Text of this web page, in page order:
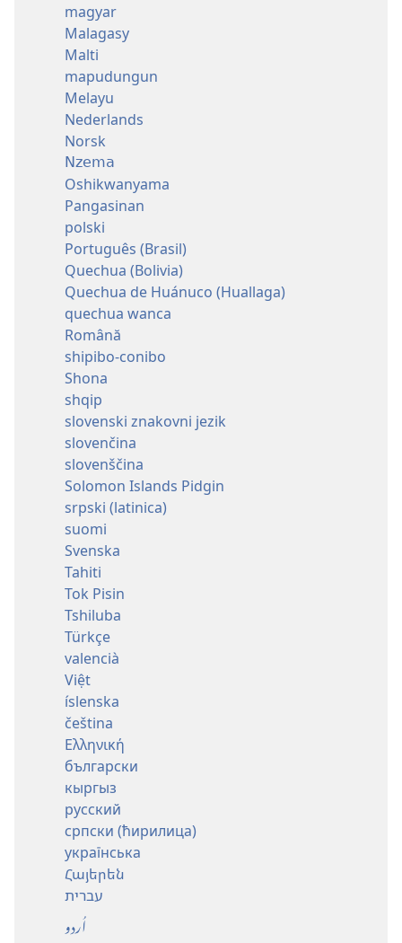
magyar
Malagasy
Malti
mapudungun
Melayu
Nederlands
Norsk
Nzema
Oshikwanyama
Pangasinan
polski
Português (Brasil)
Quechua (Bolivia)
Quechua de Huánuco (Huallaga)
quechua wanca
Română
shipibo-conibo
Shona
shqip
slovenski znakovni jezik
slovenčina
slovenščina
Solomon Islands Pidgin
srpski (latinica)
suomi
Svenska
Tahiti
Tok Pisin
Tshiluba
Türkçe
valencià
Việt
íslenska
čeština
Ελληνική
български
кыргыз
русский
српски (ћирилица)
українська
Հայերեն
עברית
اُردو